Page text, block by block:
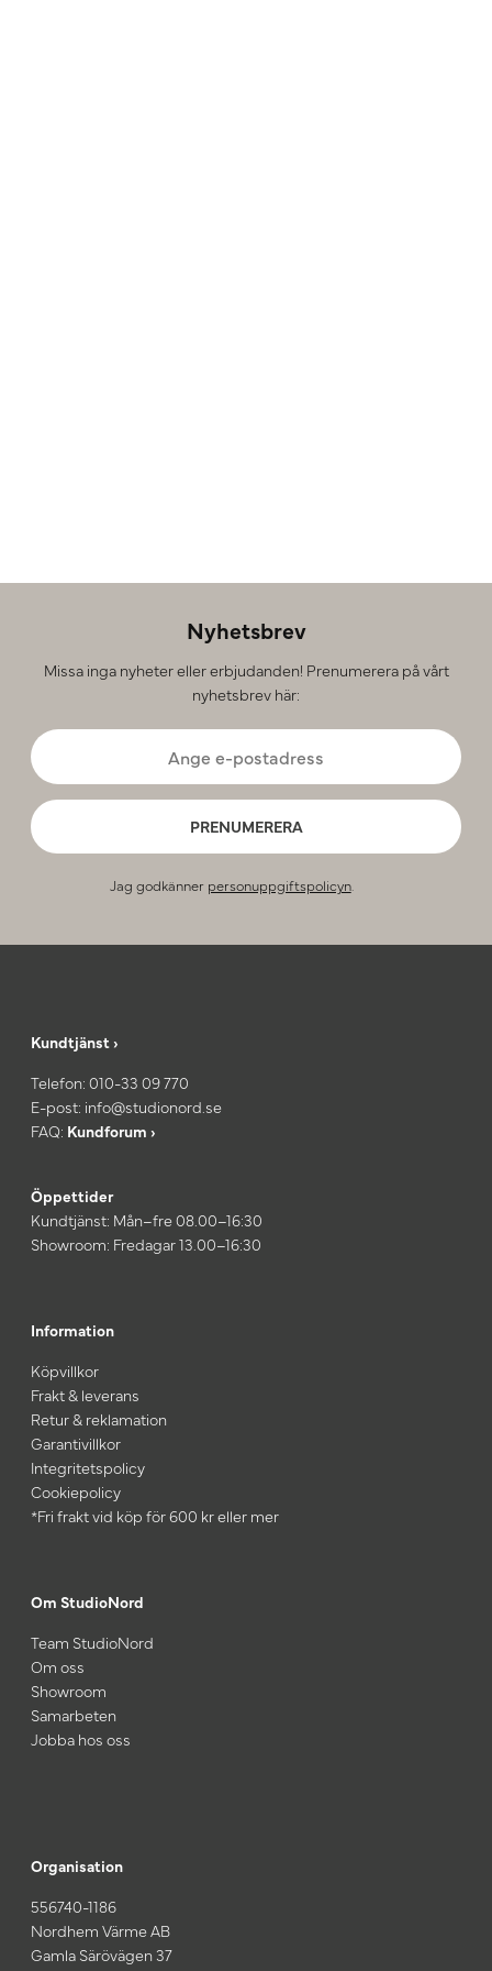
Nyhetsbrev
Missa inga nyheter eller erbjudanden! Prenumerera på vårt
nyhetsbrev här:
PRENUMERERA
Jag godkänner personuppgiftspolicyn.
Kundtjänst ›
Telefon: 010-33 09 770
E-post: info@studionord.se
FAQ: Kundforum ›
Öppettider
Kundtjänst: Mån–fre 08.00–16:30
Showroom: Fredagar 13.00–16:30
Information
Köpvillkor
Frakt & leverans
Retur & reklamation
Garantivillkor
Integritetspolicy
Cookiepolicy
*Fri frakt vid köp för 600 kr eller mer
Om StudioNord
Team StudioNord
Om oss
Showroom
Samarbeten
Jobba hos oss
Organisation
556740-1186
Nordhem Värme AB
Gamla Särövägen 37